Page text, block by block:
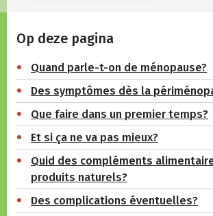
Op deze pagina
Quand parle-t-on de ménopause?
Des symptômes dès la
Que faire dans un premier temps?
Et si ça ne va pas mieux?
Quid des compléments
produits naturels?
Des complications éventuelles?